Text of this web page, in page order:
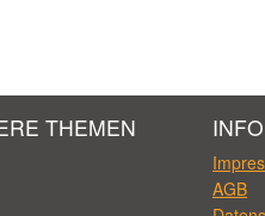
THEMEN
AGB